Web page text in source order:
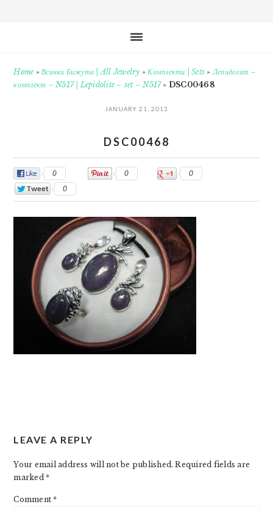
Home»Всички Бижута | All Jewelry »Комплекти | Sets »Лепидолит –
комплект – N517 | Lepidolite – set – N517» DSC00468
JANUARY 21, 2013
DSC00468
0 0
0
0
INTERACTIONS
LEAVE A REPLY
Your email address will not be published. Required fields are
marked*
Comment*